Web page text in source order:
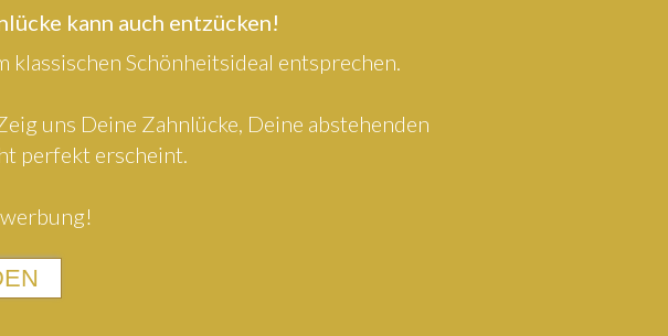
kann auch entzücken!
Schönheitsideal entsprechen.
uns Deine Zahnlücke, Deine abstehenden
perfekt erscheint.